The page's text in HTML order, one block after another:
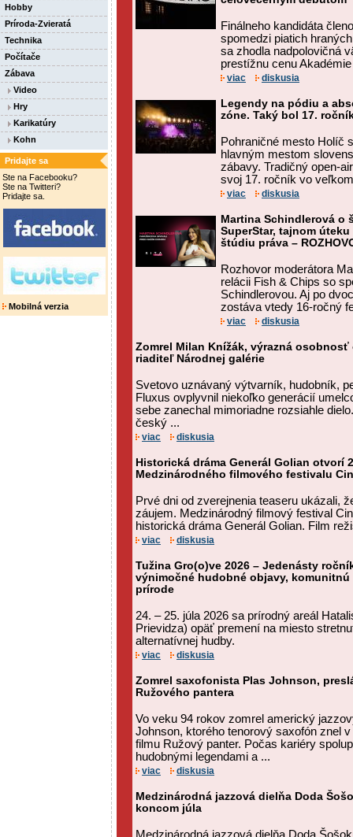
Hobby
Príroda-Zvieratá
Technika
Počítače
Zábava
Video
Hry
Karikatúry
Kohn
Pridajte sa
Ste na Facebooku?
Ste na Twitteri?
Pridajte sa.
Mobilná verzia
Finálneho kandidáta
spomedzi piatich
sa zhodla nadpolovičná
prestížnu cenu
viac diskusia
Legendy na pódiu a
zóne. Taký bol 17.
Pohraničné mesto Holíč
hlavným mestom
zábavy. Tradičný open-
svoj 17. ročník vo
viac diskusia
Martina Schindlerová o
SuperStar, tajnom
štúdiu práva –
Rozhovor moderátora
relácii Fish & Chips so
Schindlerovou. Aj po
zostáva vtedy 16-ročný
viac diskusia
Zomrel Milan Knížák, výrazná
riaditeľ Národnej galérie
Svetovo uznávaný výtvarník, hudobník,
Fluxus ovplyvnil niekoľko generácií
sebe zanechal mimoriadne rozsiahle
český ...
viac diskusia
Historická dráma Generál Golian otvorí
Medzinárodného filmového festivalu
Prvé dni od zverejnenia teaseru ukázali,
záujem. Medzinárodný filmový festival
historická dráma Generál Golian. Film
viac diskusia
Tužina Gro(o)ve 2026 – Jedenásty
výnimočné hudobné objavy, komunitnú
prírode
24. – 25. júla 2026 sa prírodný areál
Prievidza) opäť premení na miesto
alternatívnej hudby.
viac diskusia
Zomrel saxofonista Plas Johnson,
Ružového pantera
Vo veku 94 rokov zomrel americký
Johnson, ktorého tenorový saxofón znel
filmu Ružový panter. Počas kariéry
hudobnými legendami a ...
viac diskusia
Medzinárodná jazzová dielňa Doda
koncom júla